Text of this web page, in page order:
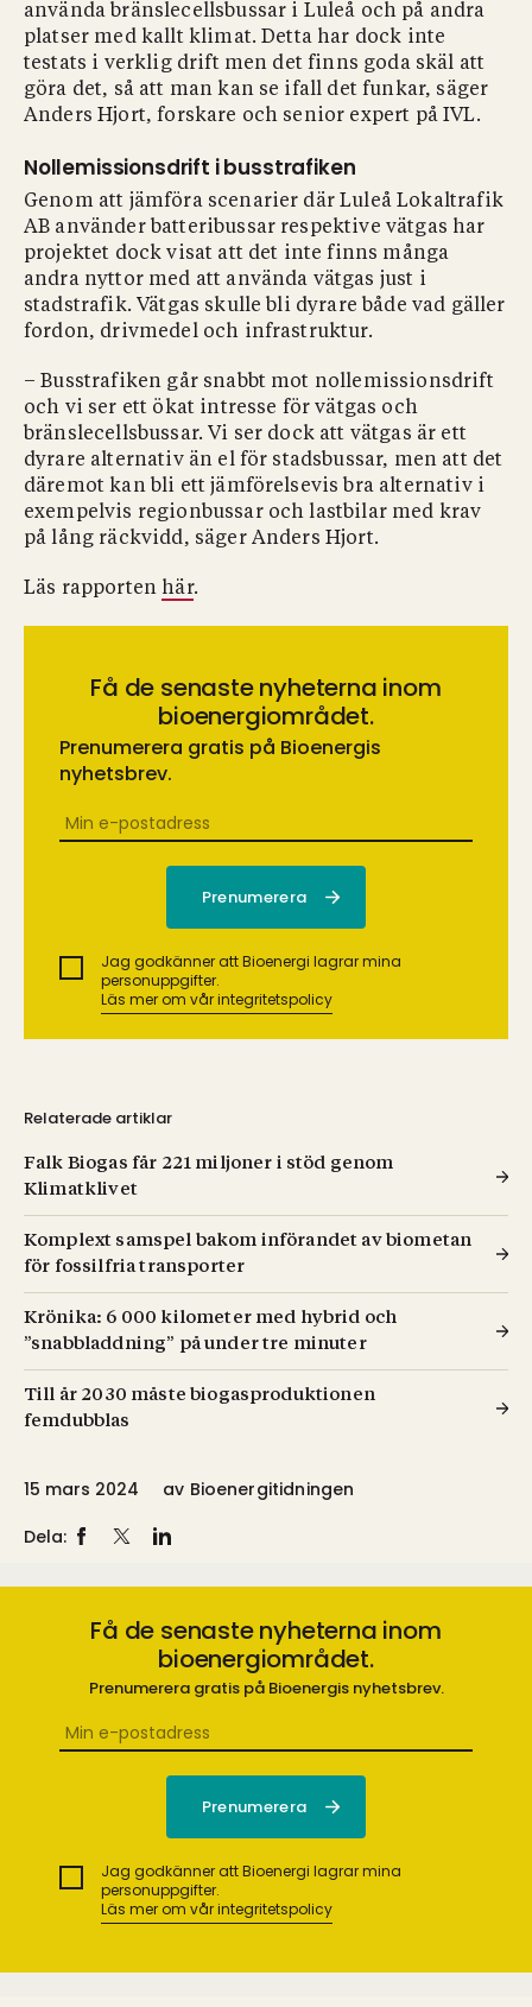
använda bränslecellsbussar i Luleå och på andra
platser med kallt klimat. Detta har dock inte
testats i verklig drift men det finns goda skäl att
göra det, så att man kan se ifall det funkar, säger
Anders Hjort, forskare och senior expert på IVL.
Nollemissionsdrift i busstrafiken
Genom att jämföra scenarier där Luleå Lokaltrafik
AB använder batteribussar respektive vätgas har
projektet dock visat att det inte finns många
andra nyttor med att använda vätgas just i
stadstrafik. Vätgas skulle bli dyrare både vad gäller
fordon, drivmedel och infrastruktur.
– Busstrafiken går snabbt mot nollemissionsdrift
och vi ser ett ökat intresse för vätgas och
bränslecellsbussar. Vi ser dock att vätgas är ett
dyrare alternativ än el för stadsbussar, men att det
däremot kan bli ett jämförelsevis bra alternativ i
exempelvis regionbussar och lastbilar med krav
på lång räckvidd, säger Anders Hjort.
Läs rapporten här.
Få de senaste nyheterna inom
bioenergiområdet.
Prenumerera gratis på Bioenergis
nyhetsbrev.
Jag godkänner att Bioenergi lagrar mina
personuppgifter.
Läs mer om vår integritetspolicy
Relaterade artiklar
Falk Biogas får 221 miljoner i stöd genom
Klimatklivet
Komplext samspel bakom införandet av biometan
för fossilfria transporter
Krönika: 6 000 kilometer med hybrid och
”snabbladdning” på under tre minuter
Till år 2030 måste biogasproduktionen
femdubblas
15 mars 2024 av Bioenergitidningen
Dela:
Få de senaste nyheterna inom
bioenergiområdet.
Prenumerera gratis på Bioenergis nyhetsbrev.
Jag godkänner att Bioenergi lagrar mina
personuppgifter.
Läs mer om vår integritetspolicy